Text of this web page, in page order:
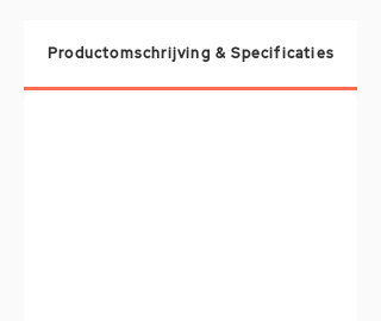
Productomschrijving & Specificaties